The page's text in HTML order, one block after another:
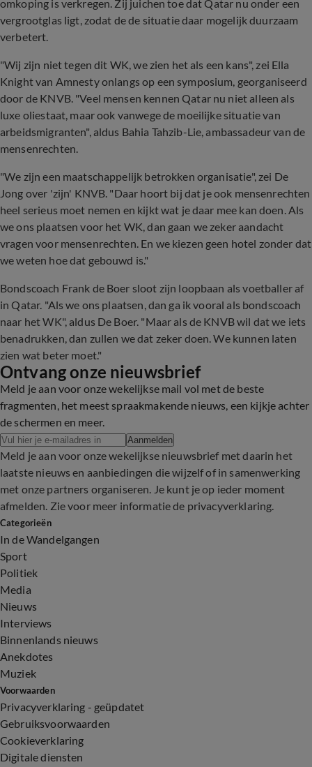
omkoping is verkregen. Zij juichen toe dat Qatar nu onder een
vergrootglas ligt, zodat de de situatie daar mogelijk duurzaam
verbetert.
"Wij zijn niet tegen dit WK, we zien het als een kans", zei Ella
Knight van Amnesty onlangs op een symposium, georganiseerd
door de KNVB. "Veel mensen kennen Qatar nu niet alleen als
luxe oliestaat, maar ook vanwege de moeilijke situatie van
arbeidsmigranten", aldus Bahia Tahzib-Lie, ambassadeur van de
mensenrechten.
"We zijn een maatschappelijk betrokken organisatie", zei De
Jong over 'zijn' KNVB. "Daar hoort bij dat je ook mensenrechten
heel serieus moet nemen en kijkt wat je daar mee kan doen. Als
we ons plaatsen voor het WK, dan gaan we zeker aandacht
vragen voor mensenrechten. En we kiezen geen hotel zonder dat
we weten hoe dat gebouwd is."
Bondscoach Frank de Boer sloot zijn loopbaan als voetballer af
in Qatar. "Als we ons plaatsen, dan ga ik vooral als bondscoach
naar het WK", aldus De Boer. "Maar als de KNVB wil dat we iets
benadrukken, dan zullen we dat zeker doen. We kunnen laten
zien wat beter moet."
Ontvang onze nieuwsbrief
Meld je aan voor onze wekelijkse mail vol met de beste
fragmenten, het meest spraakmakende nieuws, een kijkje achter
de schermen en meer.
Aanmelden
Meld je aan voor onze wekelijkse nieuwsbrief met daarin het
laatste nieuws en aanbiedingen die wijzelf of in samenwerking
met onze partners organiseren. Je kunt je op ieder moment
afmelden. Zie voor meer informatie de privacyverklaring.
Categorieën
In de Wandelgangen
Sport
Politiek
Media
Nieuws
Interviews
Binnenlands nieuws
Anekdotes
Muziek
Voorwaarden
Privacyverklaring - geüpdatet
Gebruiksvoorwaarden
Cookieverklaring
Digitale diensten